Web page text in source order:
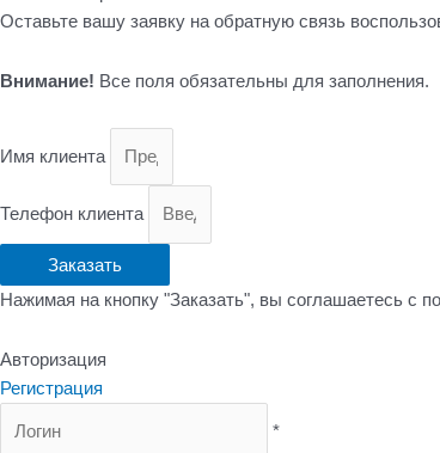
Оставьте вашу заявку на обратную связь
Внимание! Все поля обязательны для заполнения.
Имя клиента
Телефон клиента
Заказать
Нажимая на кнопку "Заказать", вы соглашаетесь с
Авторизация
Регистрация
*